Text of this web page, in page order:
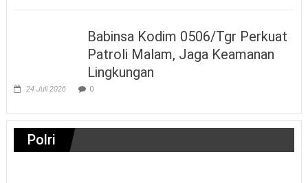
Babinsa Kodim 0506/Tgr Perkuat
Patroli Malam, Jaga Keamanan
Lingkungan
24 Juli 2026 0
Polri